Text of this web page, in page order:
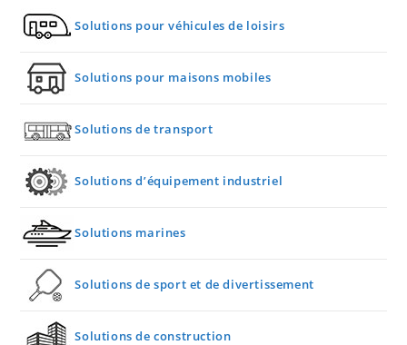
Solutions pour véhicules de loisirs
Solutions pour maisons mobiles
Solutions de transport
Solutions d’équipement industriel
Solutions marines
Solutions de sport et de divertissement
Solutions de construction